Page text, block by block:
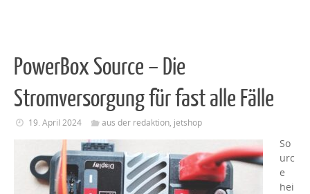
PowerBox Source – Die
Stromversorgung für fast alle Fälle
19. April 2024 aus der redaktion, jetshop
So
urc
e
hei